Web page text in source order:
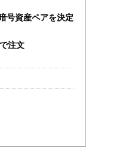
号資産ペアを決定
注文